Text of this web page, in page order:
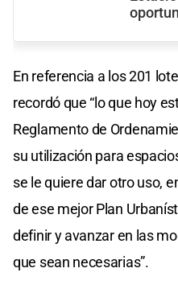
En referencia a los 201
recordó que “lo que hoy
Reglamento de
su utilización para
se le quiere dar otro uso,
de ese mejor Plan
definir y avanzar en las
que sean necesarias”.